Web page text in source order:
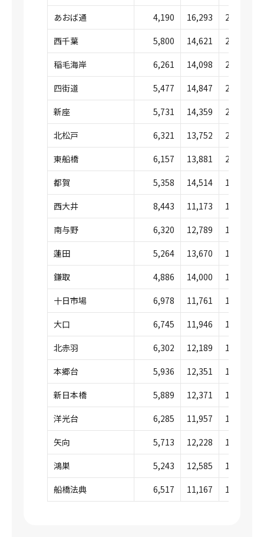
あおば通
4,190 16,293
20,484
西千葉
5,800 14,621
20,421
稲毛海岸
6,261 14,098
20,360
四街道
5,477 14,847
20,324
新座
5,731 14,359
20,090
北松戸
6,321 13,752
20,073
東船橋
6,157 13,881
20,038
都賀
5,358 14,514
19,872
西大井
8,443 11,173
19,616
南与野
6,320 12,789
19,109
蓮田
5,264 13,670
18,934
鎌取
4,886 14,000
18,886
十日市場
6,978 11,761
18,739
大口
6,745 11,946
18,691
北赤羽
6,302 12,189
18,491
本郷台
5,936 12,351
18,288
新日本橋
5,889 12,371
18,261
洋光台
6,285 11,957
18,243
矢向
5,713 12,228
17,942
鴻巣
5,243 12,585
17,828
船橋法典
6,517 11,167 17,685